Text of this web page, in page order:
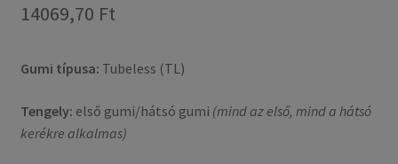
14069,70 Ft
Gumi típusa: Tubeless (TL)
Tengely: első gumi/hátsó gumi (mind az első, mind a hátsó
kerékre alkalmas)